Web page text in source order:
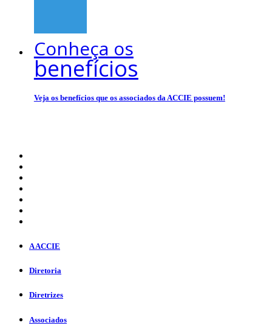
Conheça os
benefícios
Veja os benefícios que os associados da ACCIE possuem!
A ACCIE
Diretoria
Diretrizes
Associados